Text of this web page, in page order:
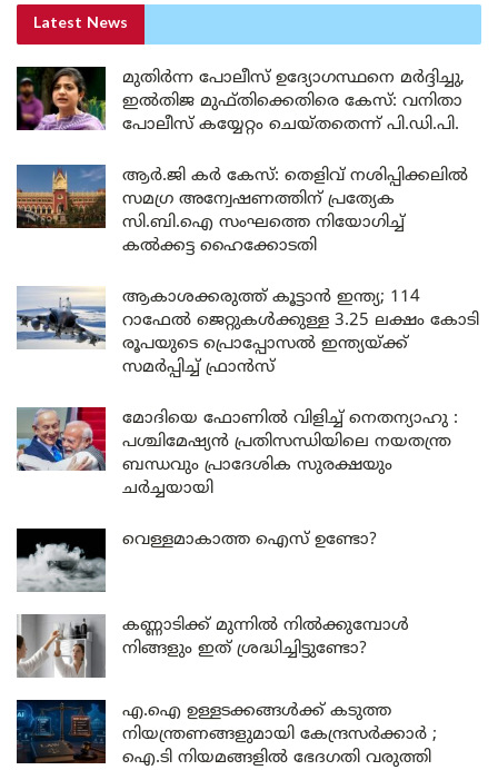
Latest News
മുതിർന്ന പോലീസ് ഉദ്യോഗസ്ഥനെ മർദ്ദിച്ചു,
ഇൽതിജ മുഫ്തിക്കെതിരെ കേസ്: വനിതാ
പോലീസ് കയ്യേറ്റം ചെയ്തതെന്ന് പി.ഡി.പി.
ആർ.ജി കർ കേസ്: തെളിവ് നശിപ്പിക്കലിൽ
സമഗ്ര അന്വേഷണത്തിന് പ്രത്യേക
സി.ബി.ഐ സംഘത്തെ നിയോഗിച്ച്
കൽക്കട്ട ഹൈക്കോടതി
ആകാശക്കരുത്ത് കൂട്ടാൻ ഇന്ത്യ; 114
റാഫേൽ ജെറ്റുകൾക്കുള്ള 3.25 ലക്ഷം കോടി
രൂപയുടെ പ്രൊപ്പോസൽ ഇന്ത്യയ്ക്ക്
സമർപ്പിച്ച് ഫ്രാൻസ്
മോദിയെ ഫോണിൽ വിളിച്ച് നെതന്യാഹു :
പശ്ചിമേഷ്യൻ പ്രതിസന്ധിയിലെ നയതന്ത്ര
ബന്ധവും പ്രാദേശിക സുരക്ഷയും
ചർച്ചയായി
വെള്ളമാകാത്ത ഐസ് ഉണ്ടോ?
കണ്ണാടിക്ക് മുന്നിൽ നിൽക്കുമ്പോൾ
നിങ്ങളും ഇത് ശ്രദ്ധിച്ചിട്ടുണ്ടോ?
എ.ഐ ഉള്ളടക്കങ്ങൾക്ക് കടുത്ത
നിയന്ത്രണങ്ങളുമായി കേന്ദ്രസർക്കാർ ;
ഐ.ടി നിയമങ്ങളിൽ ഭേദഗതി വരുത്തി